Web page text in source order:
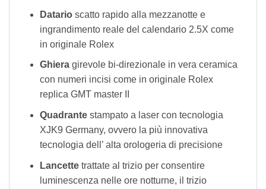
Datario scatto rapido alla mezzanotte e
ingrandimento reale del calendario 2.5X come
in originale Rolex
Ghiera girevole bi-direzionale in vera ceramica
con numeri incisi come in originale Rolex
replica GMT master II
Quadrantestampato a laser con tecnologia
XJK9 Germany, ovvero la più innovativa
tecnologia dell’ alta orologeria di precisione
Lancettetrattate al trizio per consentire
luminescenza nelle ore notturne, il trizio